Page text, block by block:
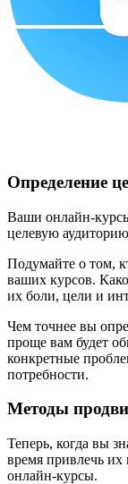
Определение
Ваши онлайн-
целевую
Подумайте о том,
ваших курсов.
их боли, цели и
Чем точнее вы
проще вам будет
конкретные
потребности.
Методы
Теперь, когда вы
время привлечь
онлайн-курсы.